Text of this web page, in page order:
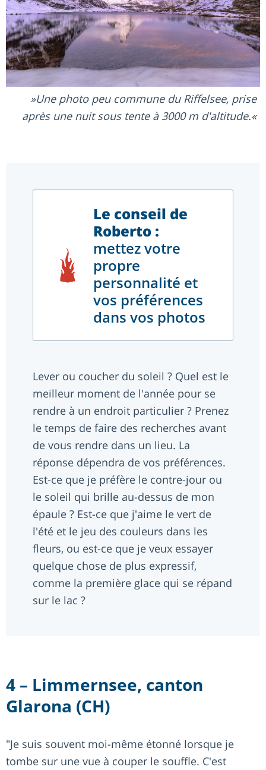
Une photo peu commune du Riffelsee, prise
après une nuit sous tente à 3000 m d'altitude.
Le conseil de
Roberto :
mettez votre
propre
personnalité et
vos préférences
dans vos photos
Lever ou coucher du soleil ? Quel est le
meilleur moment de l'année pour se
rendre à un endroit particulier ? Prenez
le temps de faire des recherches avant
de vous rendre dans un lieu. La
réponse dépendra de vos préférences.
Est-ce que je préfère le contre-jour ou
le soleil qui brille au-dessus de mon
épaule ? Est-ce que j'aime le vert de
l'été et le jeu des couleurs dans les
fleurs, ou est-ce que je veux essayer
quelque chose de plus expressif,
comme la première glace qui se répand
sur le lac ?
4 – Limmernsee, canton
Glarona (CH)
"Je suis souvent moi-même étonné lorsque je
tombe sur une vue à couper le souffle. C'est